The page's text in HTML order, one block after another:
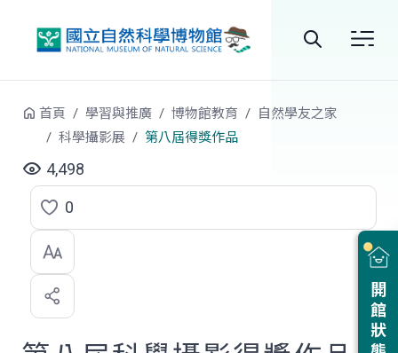
站
開館狀態
首頁 學習與推廣 博物館教育
自然學友之家
科學攝影展
第八屆得獎作品
4,498
點
選
喜
歡
0